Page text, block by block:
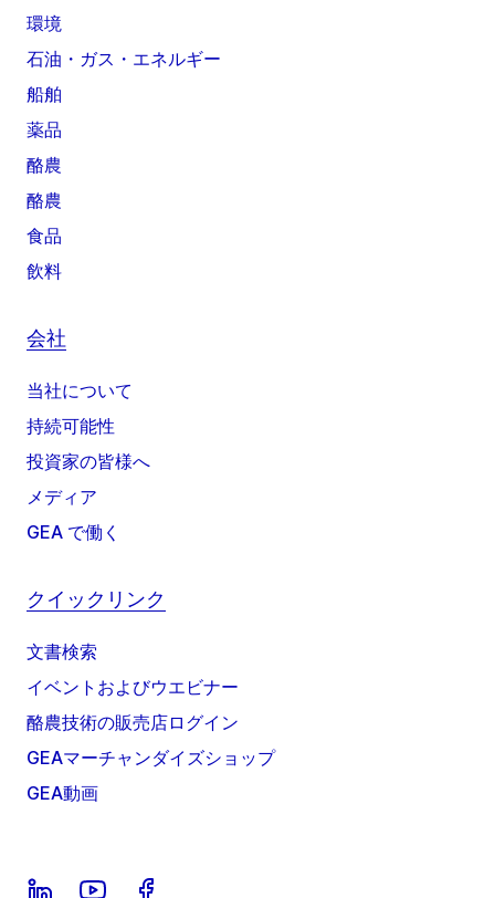
環境
石油・ガス・エネルギー
船舶
薬品
酪農
酪農
食品
飲料
会社
当社について
持続可能性
投資家の皆様へ
メディア
GEA で働く
クイックリンク
文書検索
イベントおよびウエビナー
酪農技術の販売店ログイン
GEAマーチャンダイズショップ
GEA動画